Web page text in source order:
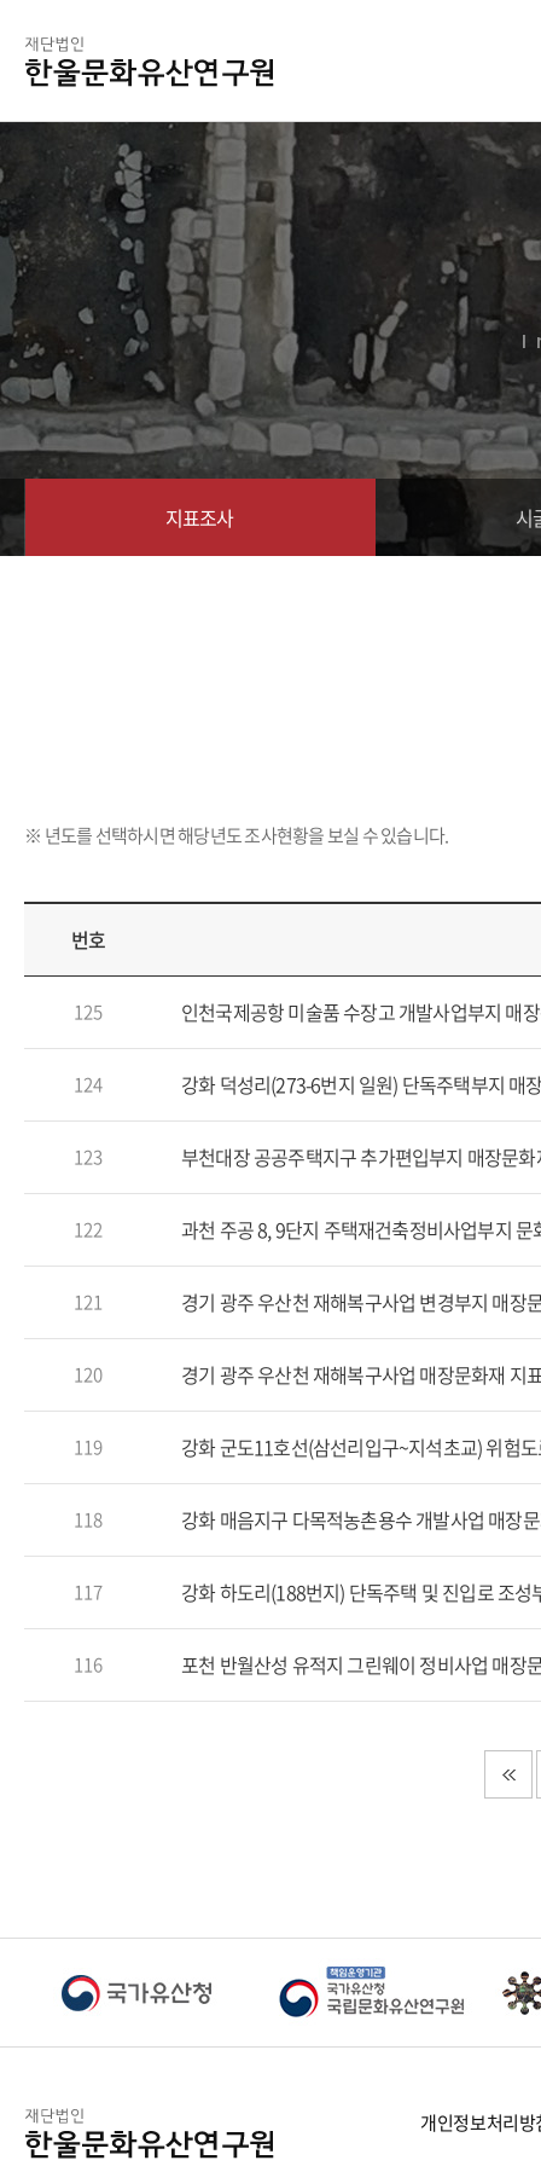
지표조사 시
※ 년도를 선택하시면 해당년도 조사현황을 보실 수 있습니다.
번호
125 인천국제공항 미술품 수장고 개발사업부지 매
124 강화 덕성리(273-6번지 일원) 단독주택부지 매
123 부천대장 공공주택지구 추가편입부지 매장문
122 과천 주공 8, 9단지 주택재건축정비사업부지
121 경기 광주 우산천 재해복구사업 변경부지 매장
120 경기 광주 우산천 재해복구사업 매장문화재 지
119 강화 군도11호선(삼선리입구~지석초교) 위험
118 강화 매음지구 다목적농촌용수 개발사업 매장
117
116 포천 반월산성 유적지 그린웨이 정비사업 매장
개인정보처리방